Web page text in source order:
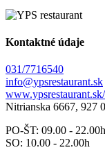
Kontaktné údaje
031/7716540
info@ypsrestaurant.sk
Nitrianska 6667, 927
PO-ŠT: 09.00 -
SO: 10.00 - 22.00h